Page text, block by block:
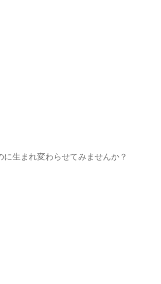
生まれ変わらせてみませんか？